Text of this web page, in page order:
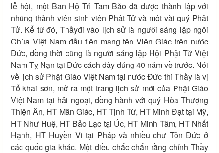
lễ hội, một Ban Hộ Trì Tam Bảo đã được thành lập với
nhũng thành viên sinh viên Phật Tử và một vài quý Phật
Tử. Kể từ đó, Thầyđi vào lịch sử là người sáng lập ngôi
Chùa Việt Nam đầu tiên mang tên Viên Giác trên nước
Đức, đồng thời cũng là người sáng lập Hội Phật Tử Việt
Nam Tỵ Nạn tại Đức cách đây đúng 40 năm về trước. Nói
về lịch sử Phật Giáo Việt Nam tại nước Đức thì Thầy là vị
Tổ khai sơn, mở ra một trang lịch sử mới của Phật Giáo
Việt Nam tại hải ngoại, đồng hành với quý Hòa Thượng
Thiện Ân, HT Mãn Giác, HT Tịnh Từ, HT Minh Đạt tại Mỹ,
HT Như Huệ, HT Bảo Lạc tại Úc, HT Minh Tâm, HT Nhất
Hạnh, HT Huyền Vi tại Pháp và nhiều chư Tôn Đức ở
các quốc gia khác. Một điều chắc chắn rằng chính Thầy